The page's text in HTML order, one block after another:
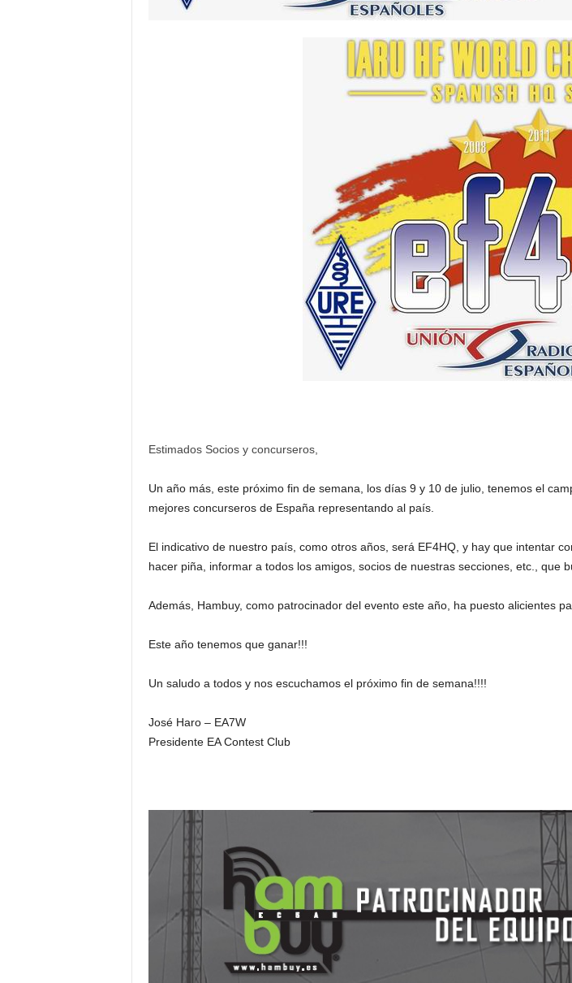
Estimados Socios y concurseros,
Un año más, este próximo fin de semana, los días 9 y 10 de julio, tenemos el
mejores concurseros de España representando al país.
El indicativo de nuestro país, como otros años, será EF4HQ, y hay que intentar
hacer piña, informar a todos los amigos, socios de nuestras secciones, etc., que
Además, Hambuy, como patrocinador del evento este año, ha puesto alicientes
Este año tenemos que ganar!!!
Un saludo a todos y nos escuchamos el próximo fin de semana!!!!
José Haro – EA7W
Presidente EA Contest Club